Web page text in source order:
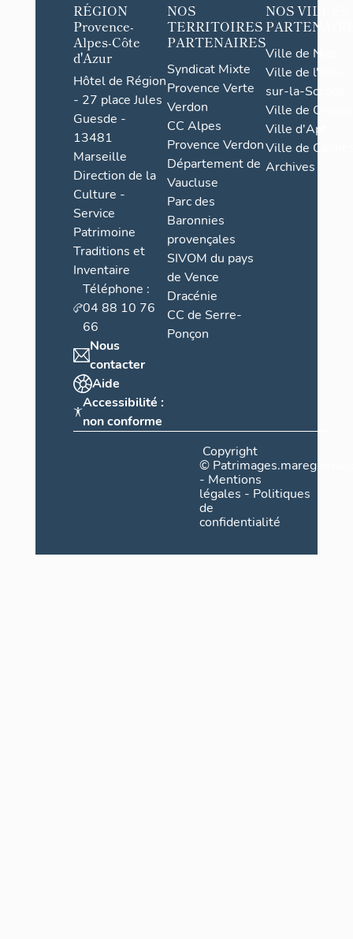
RÉGION
Provence-
Alpes-Côte
d'Azur
Hôtel de Région
- 27 place Jules
Guesde -
13481
Marseille
Direction de la
Culture -
Service
Patrimoine
Traditions et
Inventaire
Téléphone :
04 88 10 76
66
Nous
contacter
Aide
Accessibilité :
non conforme
NOS
TERRITOIRES
PARTENAIRES
Syndicat Mixte
Provence Verte
Verdon
CC Alpes
Provence Verdon
Département de
Vaucluse
Parc des
Baronnies
provençales
SIVOM du pays
de Vence
Dracénie
CC de Serre-
Ponçon
NOS VILLES
Ville de Nice
Ville de l'Isle-
sur-la-Sorgue
Ville de Grasse
Ville d'Apt
Ville de
Archives
Copyright
©
- Mentions
légales - Politiques
de
confidentialité